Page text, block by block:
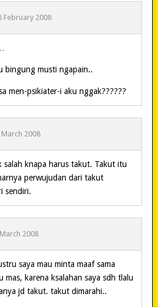
February 2008
bingung musti ngapain..
men-psikiater-i aku nggak??????
March 2008
salah knapa harus takut. Takut itu
perwujudan dari takut
sendiri.
2008
saya mau minta maaf sama
mas, karena ksalahan saya sdh tlalu
jd takut. takut dimarahi..